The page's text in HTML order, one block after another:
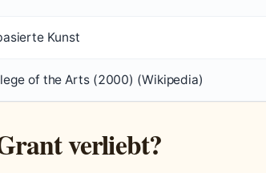
Kunst
of the Arts (2000) (Wikipedia)
verliebt?